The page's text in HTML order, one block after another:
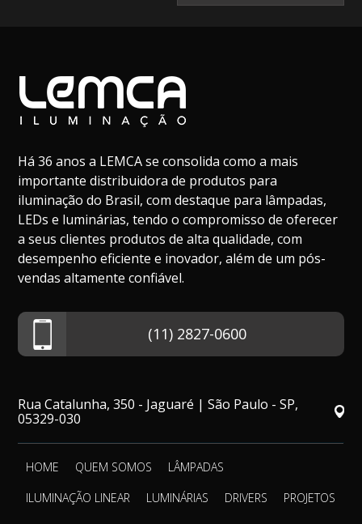
Há 36 anos a LEMCA se consolida como a mais
importante distribuidora de produtos para
iluminação do Brasil, com destaque para lâmpadas,
LEDs e luminárias, tendo o compromisso de oferecer
a seus clientes produtos de alta qualidade, com
desempenho eficiente e inovador, além de um pós-
vendas altamente confiável.
(11) 2827-0600
Rua Catalunha, 350 - Jaguaré | São Paulo - SP,
05329-030
HOME QUEM SOMOS
LÂMPADAS
ILUMINAÇÃO LINEAR
LUMINÁRIAS DRIVERS
PROJETOS